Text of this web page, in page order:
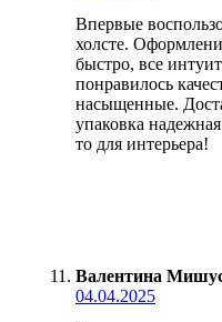
Впервые
холсте.
быстро, все
понравилось
насыщенные.
упаковка
то для интерьера!
Валентина
04.04.2025